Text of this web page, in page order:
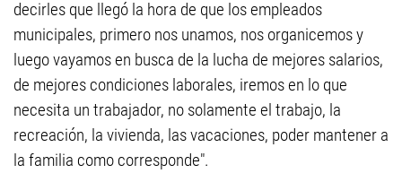
decirles que llegó la hora de que los empleados
municipales, primero nos unamos, nos organicemos y
luego vayamos en busca de la lucha de mejores salarios,
de mejores condiciones laborales, iremos en lo que
necesita un trabajador, no solamente el trabajo, la
recreación, la vivienda, las vacaciones, poder mantener a
la familia como corresponde".